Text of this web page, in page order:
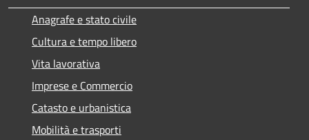
Anagrafe e stato civile
Cultura e tempo libero
Vita lavorativa
Imprese e Commercio
Catasto e urbanistica
Mobilità e trasporti